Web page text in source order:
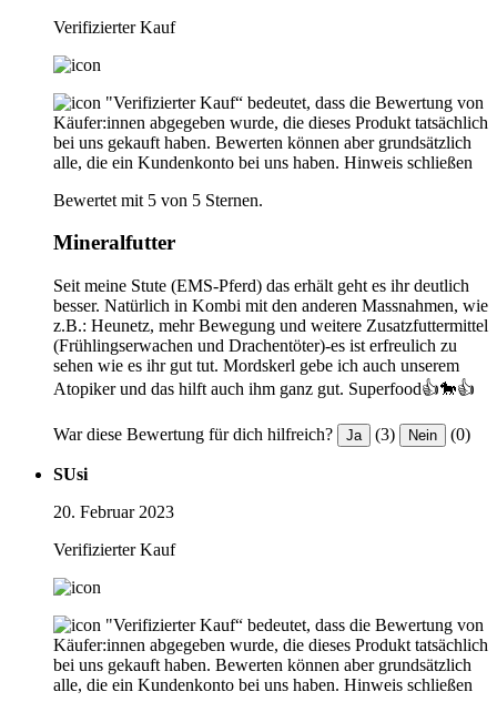
Verifizierter Kauf
"Verifizierter Kauf“ bedeutet, dass die Bewertung von
Käufer:innen abgegeben wurde, die dieses Produkt tatsächlich
bei uns gekauft haben. Bewerten können aber grundsätzlich
alle, die ein Kundenkonto bei uns haben. Hinweis schließen
Bewertet mit 5 von 5 Sternen.
Mineralfutter
Seit meine Stute (EMS-Pferd) das erhält geht es ihr deutlich
besser. Natürlich in Kombi mit den anderen Massnahmen, wie
z.B.: Heunetz, mehr Bewegung und weitere Zusatzfuttermittel
(Frühlingserwachen und Drachentöter)-es ist erfreulich zu
sehen wie es ihr gut tut. Mordskerl gebe ich auch unserem
Atopiker und das hilft auch ihm ganz gut. Superfood👍🐎👍
War diese Bewertung für dich hilfreich? Ja (3) Nein (0)
SUsi
20. Februar 2023
Verifizierter Kauf
"Verifizierter Kauf“ bedeutet, dass die Bewertung von
Käufer:innen abgegeben wurde, die dieses Produkt tatsächlich
bei uns gekauft haben. Bewerten können aber grundsätzlich
alle, die ein Kundenkonto bei uns haben. Hinweis schließen